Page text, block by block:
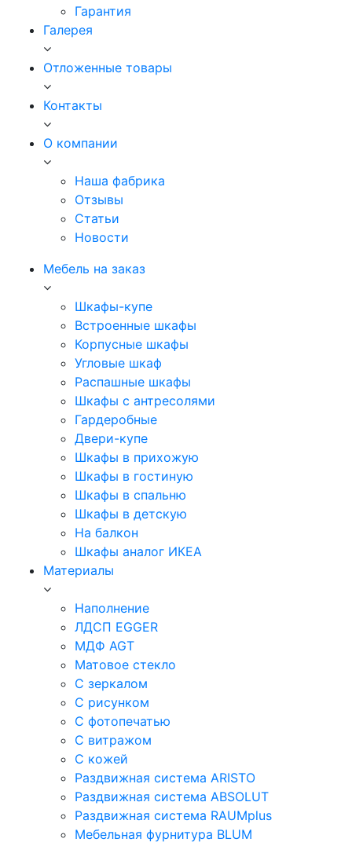
Гарантия
Галерея
Отложенные товары
Контакты
О компании
Наша фабрика
Отзывы
Статьи
Новости
Мебель на заказ
Шкафы-купе
Встроенные шкафы
Корпусные шкафы
Угловые шкаф
Распашные шкафы
Шкафы с антресолями
Гардеробные
Двери-купе
Шкафы в прихожую
Шкафы в гостиную
Шкафы в спальню
Шкафы в детскую
На балкон
Шкафы аналог ИКЕА
Материалы
Наполнение
ЛДСП EGGER
МДФ AGT
Матовое стекло
С зеркалом
С рисунком
С фотопечатью
С витражом
С кожей
Раздвижная система ARISTO
Раздвижная система ABSOLUT
Раздвижная система RAUMplus
Мебельная фурнитура BLUM